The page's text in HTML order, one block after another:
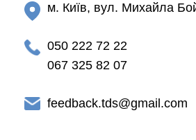
м. Київ, вул. Михайла
050 222 72 22
067 325 82 07
feedback.tds@gmail.com